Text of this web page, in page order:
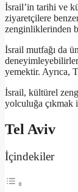
İsrail’in tarihi ve
ziyaretçilere
zenginliklerinden
İsrail mutfağı da
yemektir. Ayrıca,
İsrail, kültürel
yolculuğa çıkmak
Tel Aviv
İçindekiler